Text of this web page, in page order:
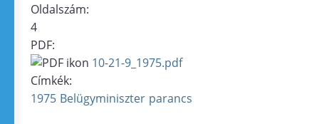
Oldalszám:
4
PDF:
10-21-9_1975.pdf
Címkék:
1975 Belügyminiszter parancs